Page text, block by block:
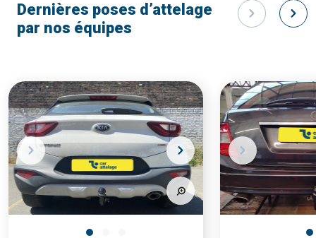
Dernières poses d’attelage
par nos équipes